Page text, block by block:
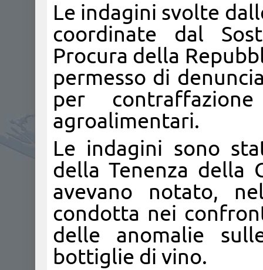
Le indagini svolte
coordinate dal
Procura della
permesso di
per
agroalimentari.
Le indagini sono
della Tenenza della
avevano notato,
condotta nei
delle anomalie
bottiglie di vino.